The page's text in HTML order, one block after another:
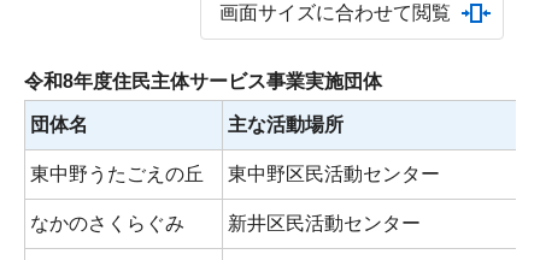
画面サイズに合わせて閲覧
令和8年度住民主体サービス事業実施団体
団体名 主な活動場所
東中野うたごえの丘 東中野区民活動センター
なかのさくらぐみ 新井区民活動センター